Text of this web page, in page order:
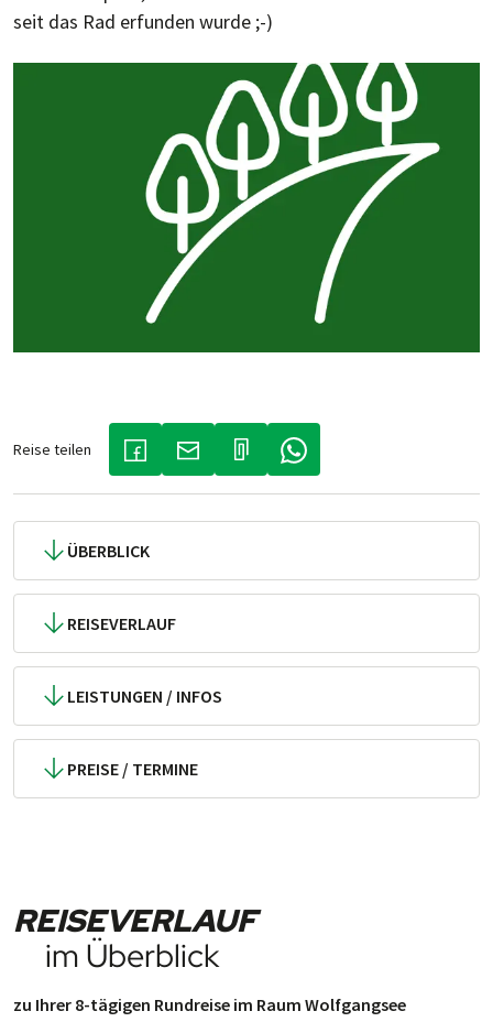
seit das Rad erfunden wurde ;-)
Reise teilen
(LINK ÖFFNET IN NEUEM TAB)
(LINK ÖFFNET IN NEUEM TAB)
(LINK ÖFFNET IN NEUEM
ÜBERBLICK
REISEVERLAUF
LEISTUNGEN / INFOS
PREISE / TERMINE
REISEVERLAUF
im Überblick
zu Ihrer 8-tägigen Rundreise im Raum Wolfgangsee